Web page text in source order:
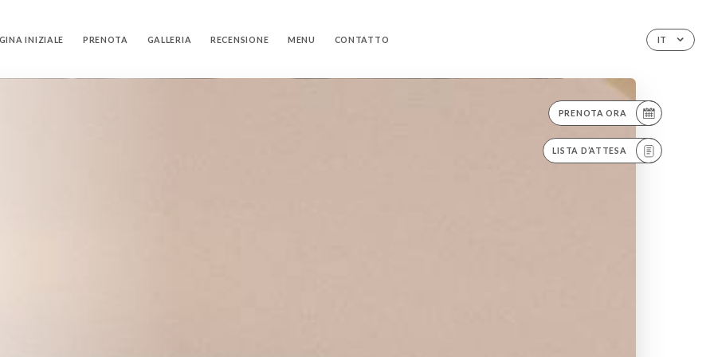
IT
INIZIALE PRENOTA GALLERIA RECENSIONE MENU CONTATTO
PRENOTA ORA
LISTA D’ATTESA